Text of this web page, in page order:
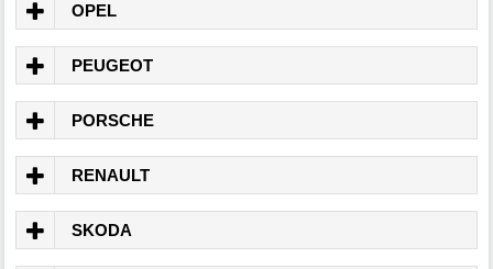
OPEL
PEUGEOT
PORSCHE
RENAULT
SKODA